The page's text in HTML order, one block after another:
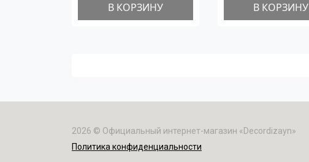
В КОРЗИНУ В КОРЗИНУ
2026 © Официальный интернет-магазин «Decordizayn»
Политика конфиденциальности